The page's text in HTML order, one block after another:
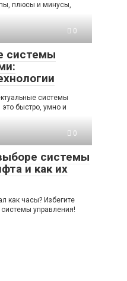
плюсы и минусы,
0
системы
системы
быстро, умно и
0
системы
и как их
как часы? Избегите
управления!